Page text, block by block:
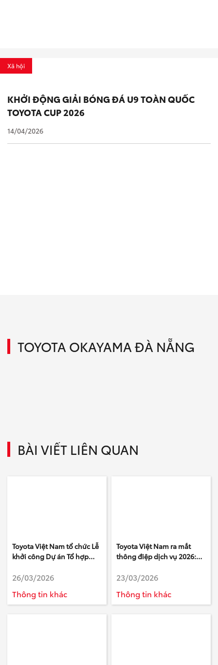
Xã hội
KHỞI ĐỘNG GIẢI BÓNG ĐÁ U9 TOÀN QUỐC
TOYOTA CUP 2026
14/04/2026
TOYOTA OKAYAMA ĐÀ NẴNG
BÀI VIẾT LIÊN QUAN
Toyota Việt Nam tổ chức Lễ
khởi công Dự án Tổ hợp
tỉnh Phú Thọ
26/03/2026
Thông tin khác
Toyota Việt Nam ra mắt
thông điệp dịch vụ 2026:
một điểm đến”
23/03/2026
Thông tin khác